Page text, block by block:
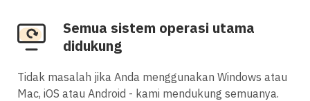
Semua sistem operasi utama
didukung
Tidak masalah jika Anda menggunakan Windows atau
Mac, iOS atau Android - kami mendukung semuanya.